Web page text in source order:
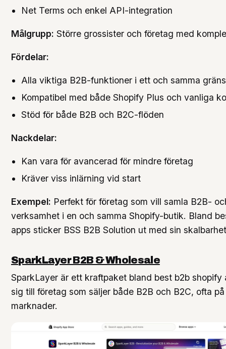
Net Terms och enkel API-integration
Målgrupp: Större grossister och företag med
Fördelar:
Alla viktiga B2B-funktioner i ett och samma
Kompatibel med både Shopify Plus och vanliga
Stöd för både B2B och B2C-flöden
Nackdelar:
Kan vara för avancerad för mindre företag
Kräver viss inlärning vid start
Exempel: Perfekt för företag som vill samla B2B-
verksamhet i en och samma Shopify-butik. Bland
apps sticker BSS B2B Solution ut med sin
SparkLayer B2B & Wholesale
SparkLayer är ett kraftpaket bland best b2b shopify
sig till företag som säljer både B2B och B2C, ofta
marknader.